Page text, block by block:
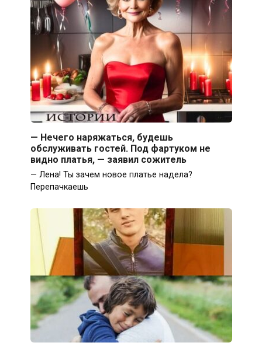
— Нечего наряжаться, будешь
обслуживать гостей. Под фартуком не
видно платья, — заявил сожитель
— Лена! Ты зачем новое платье надела?
Перепачкаешь